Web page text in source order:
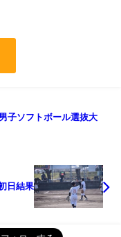
子ソフトボール選抜大
日結果